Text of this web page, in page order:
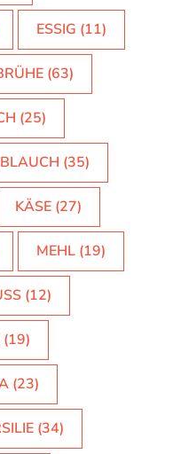
ESSIG (11)
(63)
(25)
(35)
KÄSE (27)
MEHL (19)
(12)
(19)
(23)
(34)